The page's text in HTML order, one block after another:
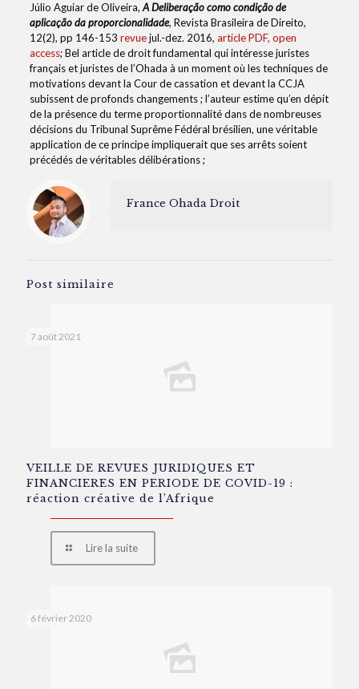
Júlio Aguiar de Oliveira,A Deliberação como condição de
aplicação da proporcionalidade, Revista Brasileira de Direito,
12(2), pp 146-153 revuejul.-dez. 2016, article PDF, open
access; Bel article de droit fundamental qui intéresse juristes
français et juristes de l’Ohada à un moment où les techniques de
motivations devant la Cour de cassation et devant la CCJA
subissent de profonds changements ; l’auteur estime qu’en dépit
de la présence du terme proportionnalité dans de nombreuses
décisions du Tribunal Suprême Fédéral brésilien, une véritable
application de ce principe impliquerait que ses arrêts soient
précédés de véritables délibérations ;
France Ohada Droit
Post similaire
7 août 2021
VEILLE DE REVUES JURIDIQUES ET
FINANCIERES EN PERIODE DE COVID-19 :
réaction créative de l’Afrique
Lire la suite
6 février 2020